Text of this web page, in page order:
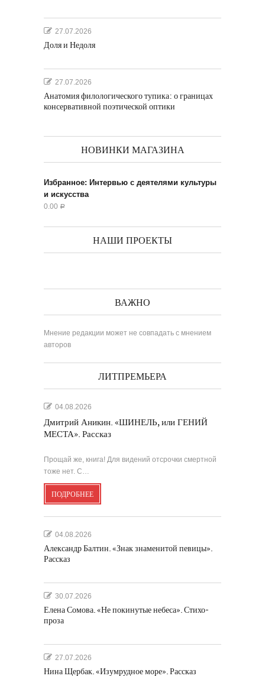
27.07.2026
Доля и Недоля
27.07.2026
Анатомия филологического тупика: о границах
консервативной поэтической оптики
НОВИНКИ МАГАЗИНА
Избранное: Интервью с деятелями культуры
и искусства
0.00 Р
НАШИ ПРОЕКТЫ
ВАЖНО
Мнение редакции может не совпадать с мнением
авторов
ЛИТПРЕМЬЕРА
04.08.2026
Дмитрий Аникин. «ШИНЕЛЬ, или ГЕНИЙ
МЕСТА». Рассказ
Прощай же, книга! Для видений отсрочки смертной
тоже нет. С…
ПОДРОБНЕЕ
04.08.2026
Александр Балтин. «Знак знаменитой певицы».
Рассказ
30.07.2026
Елена Сомова. «Не покинутые небеса». Стихо-
проза
27.07.2026
Нина Щербак. «Изумрудное море». Рассказ